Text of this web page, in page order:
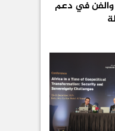
والفن في دعم